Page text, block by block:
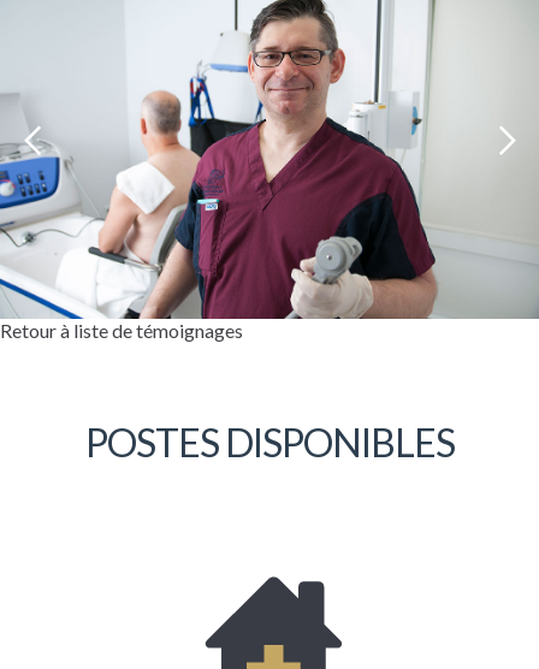
Bonjour, mon nom est Stéphane Gauthier. Je
travaille pour la Coopérative depuis sept
ans et demi environ. Je suis préposé aux
Retour à liste de témoignages
POSTES DISPONIBLES